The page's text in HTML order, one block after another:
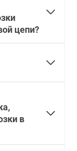
цепи?
в